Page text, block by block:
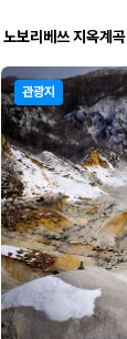
노보리베쓰 지옥계곡
관광지